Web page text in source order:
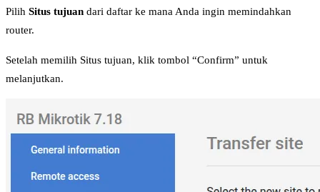
Pilih Situs tujuan dari daftar ke mana Anda ingin memindahkan
router.
Setelah memilih Situs tujuan, klik tombol “Confirm” untuk
melanjutkan.